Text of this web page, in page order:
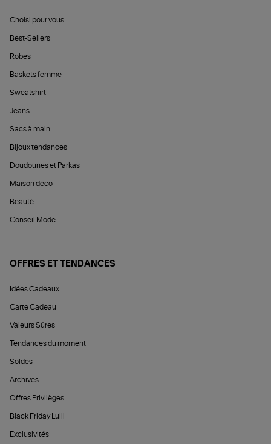
Choisi pour vous
Best-Sellers
Robes
Baskets femme
Sweatshirt
Jeans
Sacs à main
Bijoux tendances
Doudounes et Parkas
Maison déco
Beauté
Conseil Mode
OFFRES ET TENDANCES
Idées Cadeaux
Carte Cadeau
Valeurs Sûres
Tendances du moment
Soldes
Archives
Offres Privilèges
Black Friday Lulli
Exclusivités